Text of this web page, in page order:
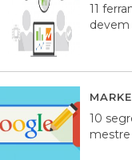
11
devem
10